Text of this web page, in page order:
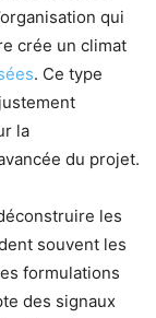
qui
crée un climat
. Ce type
la
du projet.
les
souvent les
formulations
des signaux